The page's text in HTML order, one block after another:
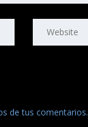
de tus comentarios.